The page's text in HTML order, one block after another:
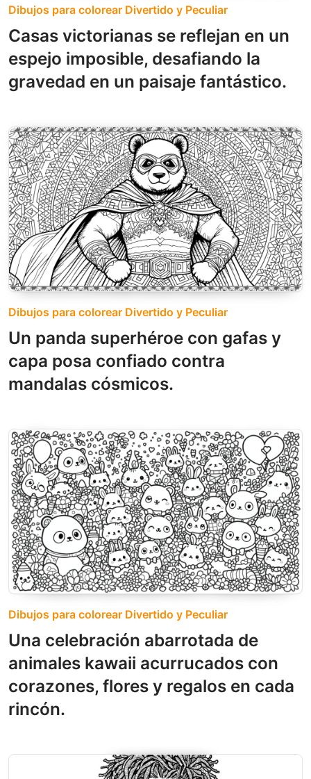
Dibujos para colorear Divertido y Peculiar
Casas victorianas se reflejan en un
espejo imposible, desafiando la
gravedad en un paisaje fantástico.
Dibujos para colorear Divertido y Peculiar
Un panda superhéroe con gafas y
capa posa confiado contra
mandalas cósmicos.
Dibujos para colorear Divertido y Peculiar
Una celebración abarrotada de
animales kawaii acurrucados con
corazones, flores y regalos en cada
rincón.